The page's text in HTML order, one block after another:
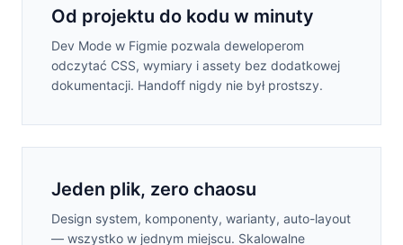
Od projektu do kodu w minuty
Dev Mode w Figmie pozwala deweloperom
odczytać CSS, wymiary i assety bez dodatkowej
dokumentacji. Handoff nigdy nie był prostszy.
Jeden plik, zero chaosu
Design system, komponenty, warianty, auto-layout
— wszystko w jednym miejscu. Skalowalne